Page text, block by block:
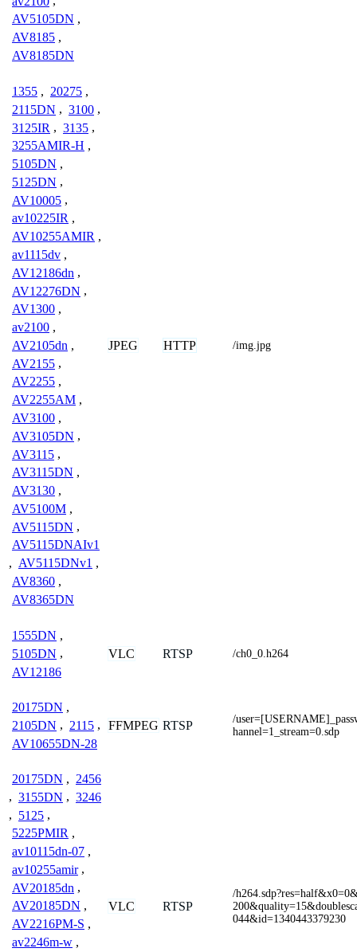
AV5105DN ,
AV8185 ,
AV8185DN
1355 , 20275 ,
2115DN , 3100 ,
3125IR , 3135 ,
3255AMIR-H ,
5105DN ,
5125DN ,
AV10005 ,
av10225IR ,
AV10255AMIR ,
av1115dv ,
AV12186dn ,
AV12276DN ,
AV1300 ,
av2100 ,
AV2105dn ,
AV2155 ,
AV2255 ,
AV2255AM ,
AV3100 ,
AV3105DN ,
AV3115 ,
AV3115DN ,
AV3130 ,
AV5100M ,
AV5115DN ,
AV5115DNAIv1
, AV5115DNv1 ,
AV8360 ,
AV8365DN
JPEG HTTP /img.jpg
1555DN ,
5105DN ,
AV12186
VLC RTSP /ch0_0.h264
20175DN ,
2105DN , 2115 ,
AV10655DN-28
FFMPEG RTSP
/
hannel=1_stream=0.sdp
20175DN , 2456
, 3155DN , 3246
, 5125 ,
5225PMIR ,
av10115dn-07 ,
av10255amir ,
AV20185dn ,
AV20185DN ,
AV2216PM-S ,
av2246m-w ,
VLC RTSP
/
044&id=1340443379230